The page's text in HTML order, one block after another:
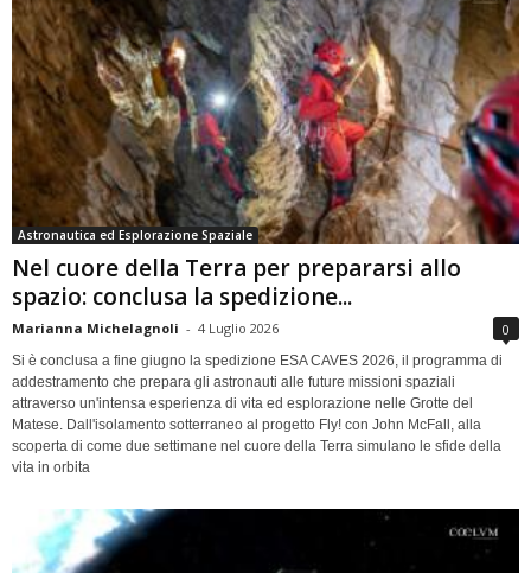
Astronautica ed Esplorazione Spaziale
Nel cuore della Terra per prepararsi allo
spazio: conclusa la spedizione...
Marianna Michelagnoli - 4 Luglio 2026 0
Si è conclusa a fine giugno la spedizione ESA CAVES 2026, il programma di
addestramento che prepara gli astronauti alle future missioni spaziali
attraverso un'intensa esperienza di vita ed esplorazione nelle Grotte del
Matese. Dall'isolamento sotterraneo al progetto Fly! con John McFall, alla
scoperta di come due settimane nel cuore della Terra simulano le sfide della
vita in orbita